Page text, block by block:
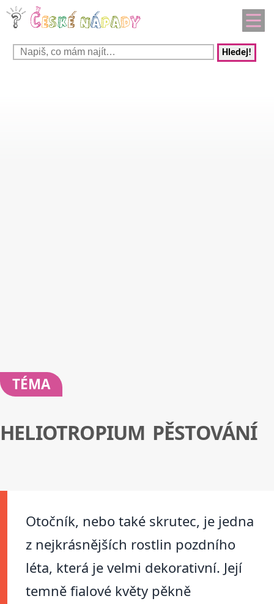
Hledej!
TÉMA
HELIOTROPIUM PĚSTOVÁNÍ
Otočník, nebo také skrutec, je jedna
z nejkrásnějších rostlin pozdního
léta, která je velmi dekorativní. Její
temně fialové květy pěkně